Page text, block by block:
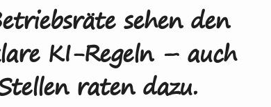
sehen den
KI-Regeln – auch
raten dazu.